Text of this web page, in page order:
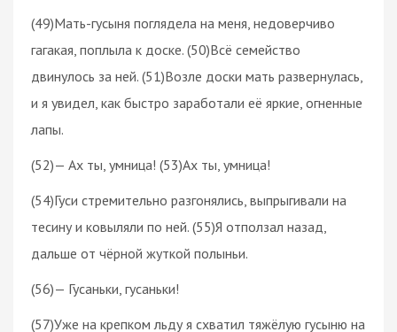
(49)Мать-гусыня поглядела на меня, недоверчиво
гагакая, поплыла к доске. (50)Всё семейство
двинулось за ней. (51)Возле доски мать развернулась,
и я увидел, как быстро заработали её яркие, огненные
лапы.
(52)— Ах ты, умница! (53)Ах ты, умница!
(54)Гуси стремительно разгонялись, выпрыгивали на
тесину и ковыляли по ней. (55)Я отползал назад,
дальше от чёрной жуткой полыньи.
(56)— Гусаньки, гусаньки!
(57)Уже на крепком льду я схватил тяжёлую гусыню на